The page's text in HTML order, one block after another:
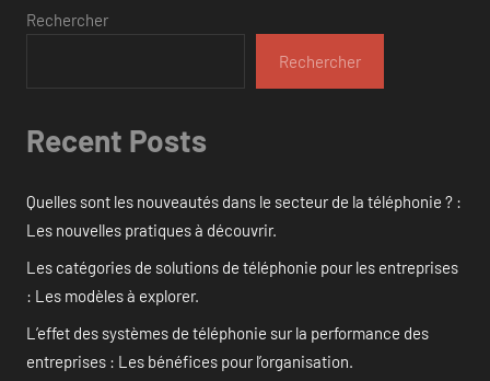
Rechercher
Rechercher
Recent Posts
Quelles sont les nouveautés dans le secteur de la téléphonie ? :
Les nouvelles pratiques à découvrir.
Les catégories de solutions de téléphonie pour les entreprises
: Les modèles à explorer.
L’effet des systèmes de téléphonie sur la performance des
entreprises : Les bénéfices pour l’organisation.